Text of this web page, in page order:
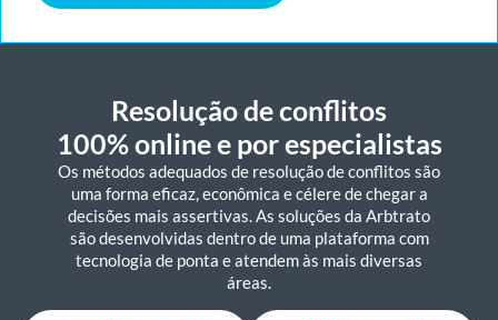
Resolução de conflitos
100% online e por especialistas
Os métodos adequados de resolução de conflitos são
uma forma eficaz, econômica e célere de chegar a
decisões mais assertivas. As soluções da Arbtrato
são desenvolvidas dentro de uma plataforma com
tecnologia de ponta e atendem às mais diversas
áreas.